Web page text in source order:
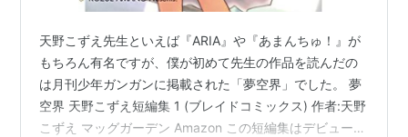
天野こずえ先生といえば『ARIA』や『あまんちゅ！』が
もちろん有名ですが、僕が初めて先生の作品を読んだの
は月刊少年ガンガンに掲載された「夢空界」でした。 夢
空界 天野こずえ短編集 1 (ブレイドコミックス) 作者:天野
こずえ マッグガーデン Amazon この短編集はデビュー作